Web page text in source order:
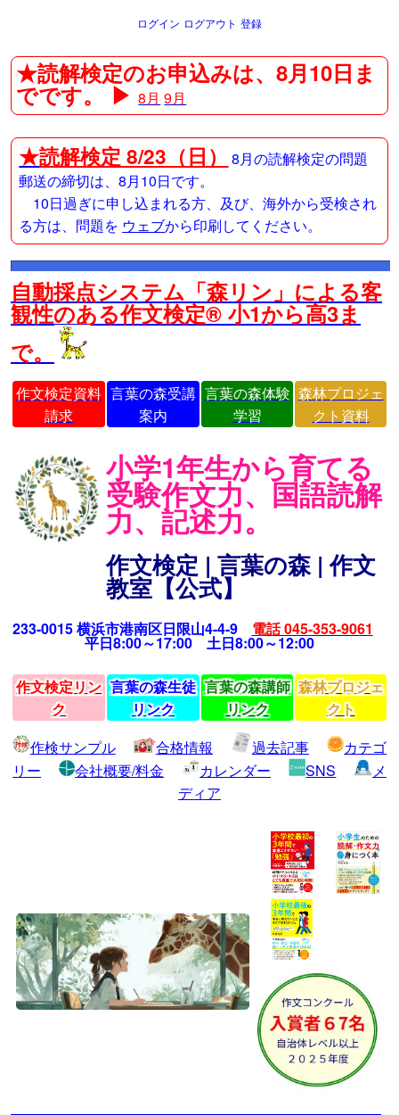
ログイン ログアウト 登録
★読解検定のお申込みは、8月10日ま
でです。 ▶8月 9月
★読解検定 8/23（日）
8月の読解検定の問題
郵送の締切は、8月10日です。
10日過ぎに申し込まれる方、及び、海外から受検され
る方は、問題を ウェブから印刷してください。
自動採点システム「森リン」による客
観性のある作文検定® 小1から高3ま
で。
作文検定資料
請求
言葉の森受講
案内
言葉の森体験
学習
森林プロジェ
クト資料
小学1年生から育てる
受験作文力、国語読解
力、記述力。
作文検定 | 言葉の森 | 作文
教室【公式】
233-0015 横浜市港南区日限山4-4-9 電話 045-353-9061
平日8:00～17:00 土日8:00～12:00
作文検定リン
ク
言葉の森生徒
リンク
言葉の森講師
リンク
森林プロジェ
クト
作検サンプル
合格情報 過去記事
カテゴ
リー
会社概要/料金 カレンダー SNS
メ
ディア